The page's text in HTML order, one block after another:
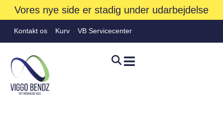
Vores nye side er stadig under udarbejdelse
Kontakt os Kurv VB Servicecenter